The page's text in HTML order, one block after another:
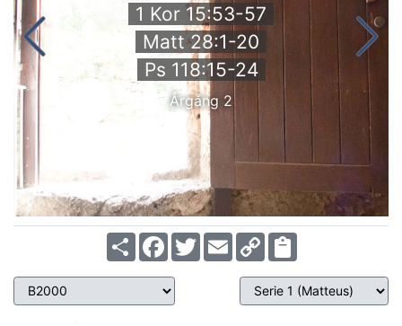
1 Kor 15:53-57
Matt 28:1-20
Ps 118:15-24
Årgång 2
ShareFacebook
TwitterEmailCopy
Link